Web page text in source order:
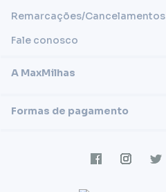
A MaxMilhas
Remarcações/Cancelamentos
Fale conosco
Formas de pagamento